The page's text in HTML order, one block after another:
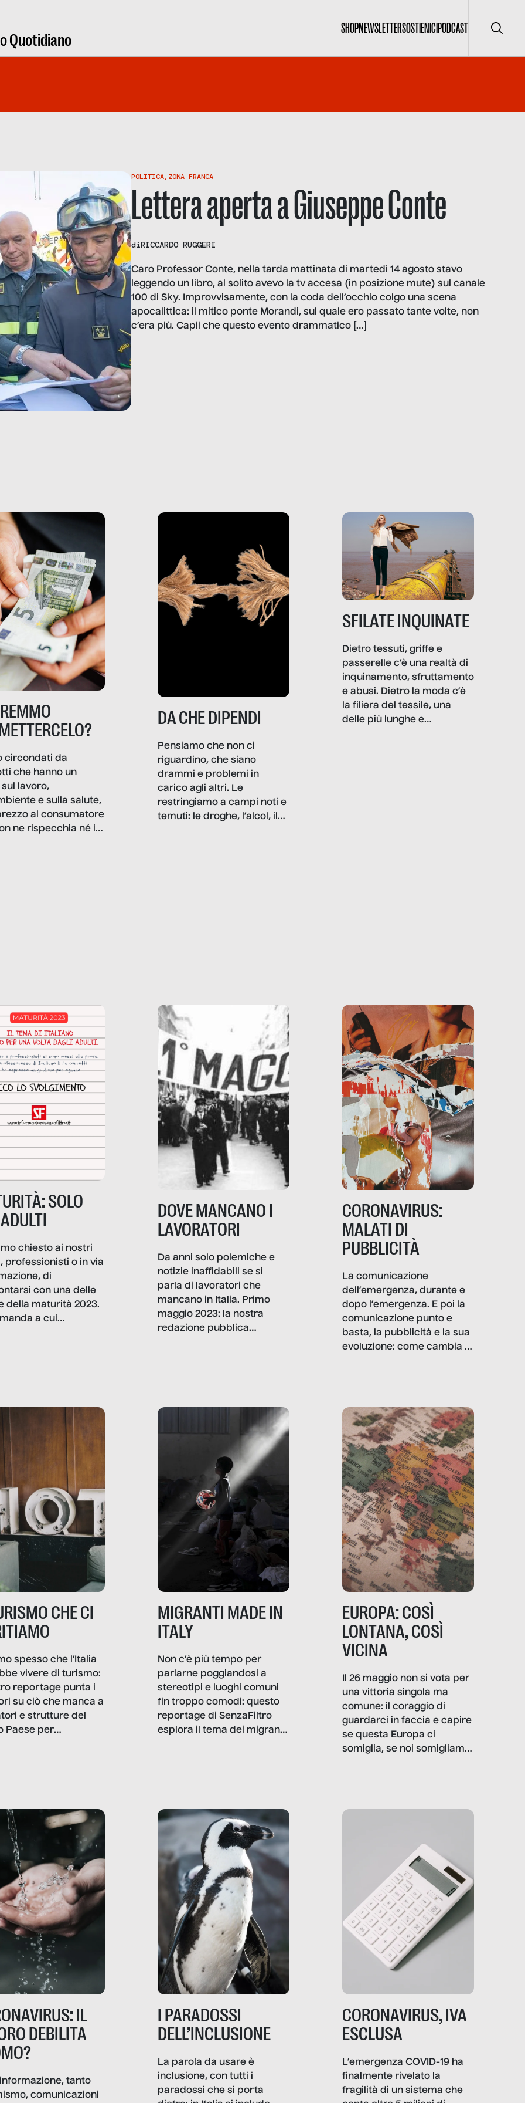
Quotidiano
SHOPNEWSLETTERSOSTIENICIPODCAST Cerca
POLITICA,ZONA FRANCA
Lettera aperta a Giuseppe Conte
diRICCARDO RUGGERI
Caro Professor Conte, nella tarda mattinata di martedì 14 agosto stavo
leggendo un libro, al solito avevo la tv accesa (in posizione mute) sul canale
100 di Sky. Improvvisamente, con la coda dell’occhio colgo una scena
apocalittica: il mitico ponte Morandi, sul quale ero passato tante volte, non
c’era più. Capii che questo evento drammatico […]
circondati da
che hanno un
lavoro,
e sulla salute,
al consumatore
ne rispecchia né il
la nostra vita
DA CHE DIPENDI
Pensiamo che non ci
riguardino, che siano
drammi e problemi in
carico agli altri. Le
restringiamo a campi noti e
temuti: le droghe, l’alcol, il
come.
SFILATE INQUINATE
Dietro tessuti, griffe e
passerelle c’è una realtà di
inquinamento, sfruttamento
e abusi. Dietro la moda c’è
la filiera del tessile, una
delle più lunghe e
SOLO
chiesto ai nostri
professionisti o in via
di
con una delle
della maturità 2023.
a cui
DOVE MANCANO I
LAVORATORI
Da anni solo polemiche e
notizie inaffidabili se si
parla di lavoratori che
mancano in Italia. Primo
maggio 2023: la nostra
redazione pubblica
la sanità, la ristorazione,
la scuola, le fabbriche,
amministrazione, l’edilizia,
CORONAVIRUS:
MALATI DI
PUBBLICITÀ
La comunicazione
dell’emergenza, durante e
dopo l’emergenza. E poi la
comunicazione punto e
basta, la pubblicità e la sua
evoluzione: come cambia il
CHE CI
spesso che l’Italia
vivere di turismo:
reportage punta i
su ciò che manca a
e strutture del
Paese per
MIGRANTI MADE IN
ITALY
Non c’è più tempo per
parlarne poggiandosi a
stereotipi e luoghi comuni
fin troppo comodi: questo
reportage di SenzaFiltro
esplora il tema dei migranti
ripensano.
EUROPA: COSÌ
LONTANA, COSÌ
VICINA
Il 26 maggio non si vota per
una vittoria singola ma
comune: il coraggio di
guardarci in faccia e capire
se questa Europa ci
somiglia, se noi somigliamo
comunica, quanto vale […]
IL
DEBILITA
tanto
comunicazioni
I PARADOSSI
DELL’INCLUSIONE
La parola da usare è
inclusione, con tutti i
paradossi che si porta
CORONAVIRUS, IVA
ESCLUSA
L’emergenza COVID-19 ha
finalmente rivelato la
fragilità di un sistema che